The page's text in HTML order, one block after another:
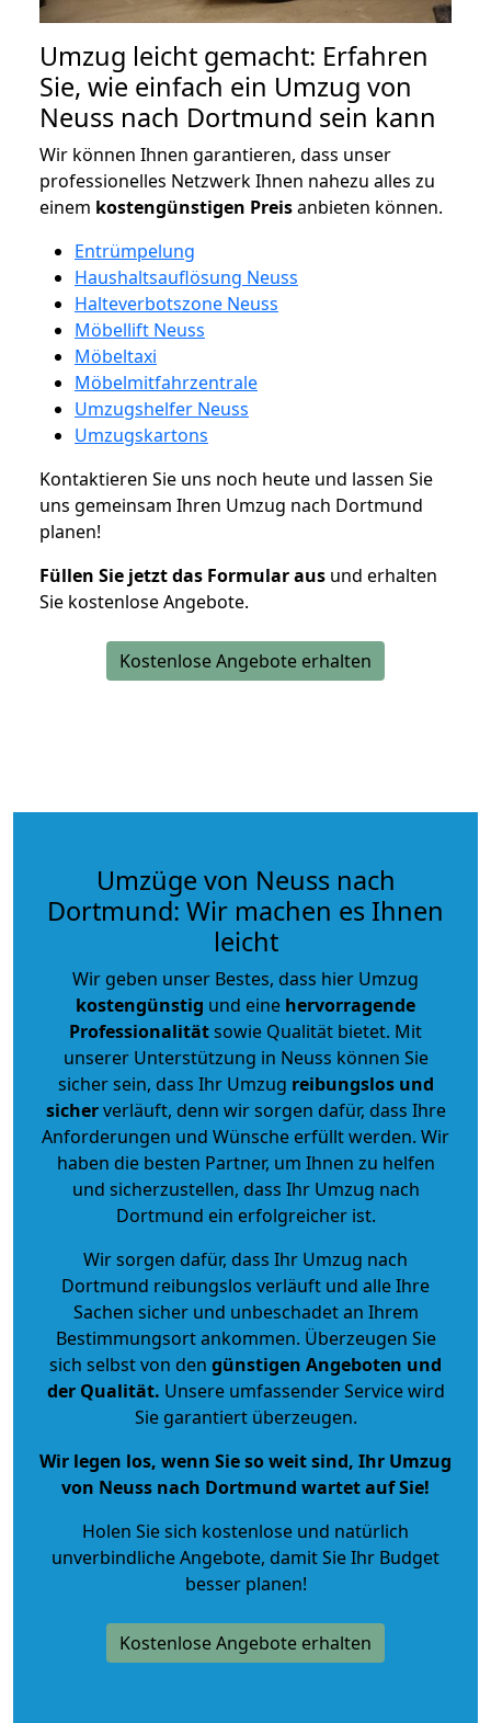
Umzug leicht gemacht: Erfahren
Sie, wie einfach ein Umzug von
Neuss nach Dortmund sein kann
Wir können Ihnen garantieren, dass unser
professionelles Netzwerk Ihnen nahezu alles zu
einem kostengünstigen Preisanbieten können.
Entrümpelung
Haushaltsauflösung Neuss
Halteverbotszone Neuss
Möbellift Neuss
Möbeltaxi
Möbelmitfahrzentrale
Umzugshelfer Neuss
Umzugskartons
Kontaktieren Sie uns noch heute und lassen Sie
uns gemeinsam Ihren Umzug nach Dortmund
planen!
Füllen Sie jetzt das Formular aus und erhalten
Sie kostenlose Angebote.
Kostenlose Angebote erhalten
Umzüge von Neuss nach
Dortmund: Wir machen es Ihnen
leicht
Wir geben unser Bestes, dass hier Umzug
kostengünstig und eine hervorragende
Professionalitätsowie Qualität bietet. Mit
unserer Unterstützung in Neuss können Sie
sicher sein, dass Ihr Umzug reibungslos und
sicherverläuft, denn wir sorgen dafür, dass Ihre
Anforderungen und Wünsche erfüllt werden. Wir
haben die besten Partner, um Ihnen zu helfen
und sicherzustellen, dass Ihr Umzug nach
Dortmund ein erfolgreicher ist.
Wir sorgen dafür, dass Ihr Umzug nach
Dortmund reibungslos verläuft und alle Ihre
Sachen sicher und unbeschadet an Ihrem
Bestimmungsort ankommen. Überzeugen Sie
sich selbst von den günstigen Angeboten und
der Qualität. Unsere umfassender Service wird
Sie garantiert überzeugen.
Wir legen los, wenn Sie so weit sind, Ihr Umzug
von Neuss nach Dortmund wartet auf Sie!
Holen Sie sich kostenlose und natürlich
unverbindliche Angebote, damit Sie Ihr Budget
besser planen!
Kostenlose Angebote erhalten